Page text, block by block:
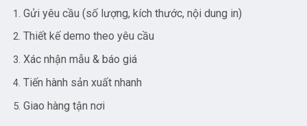
Gửi yêu cầu (số lượng, kích thước, nội dung in)
Thiết kế demo theo yêu cầu
Xác nhận mẫu & báo giá
Tiến hành sản xuất nhanh
Giao hàng tận nơi